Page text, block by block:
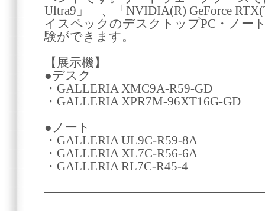
Ultra9」 、「NVIDIA(R) GeForce
イスペックのデスクトップPC・ノー
験ができます。
【展示機】
●デスク
・GALLERIA XMC9A-R59-GD
・GALLERIA XPR7M-96XT16G-GD
●ノート
・GALLERIA UL9C-R59-8A
・GALLERIA XL7C-R56-6A
・GALLERIA RL7C-R45-4